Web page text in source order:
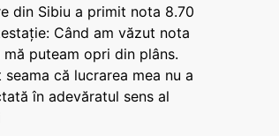
din Sibiu a primit nota 8.70
Când am văzut nota
mă puteam opri din plâns.
că lucrarea mea nu a
în adevăratul sens al